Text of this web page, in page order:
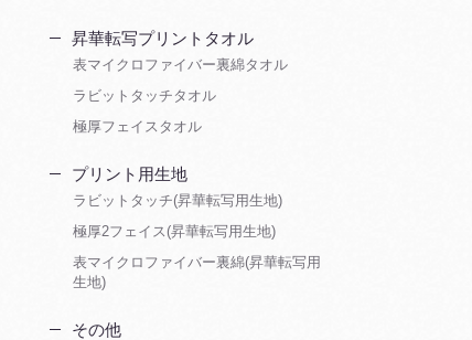
昇華転写プリントタオル
表マイクロファイバー裏綿タオル
ラビットタッチタオル
極厚フェイスタオル
プリント用生地
ラビットタッチ(昇華転写用生地)
極厚2フェイス(昇華転写用生地)
表マイクロファイバー裏綿(昇華転写用
生地)
その他